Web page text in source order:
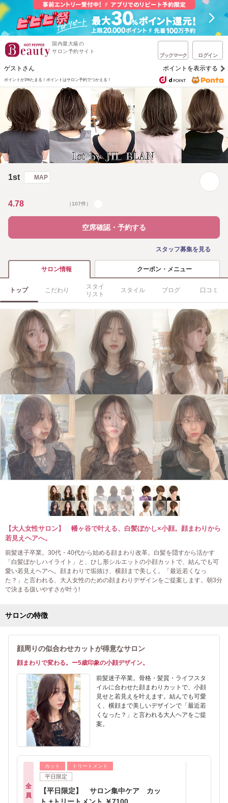
国内最大級の
サロン予約サイト
ブックマーク ログイン
ゲストさん ポイントを表示する
ポイントが1%たまる！ ポイントはサロン予約でつかえる！
1st MAP
4.78 （107件）
空席確認・予約する
スタッフ募集を見る
サロン情報 クーポン・メニュー
トップ こだわり
スタイ
リスト
スタイル ブログ 口コミ
【大人女性サロン】 幡ヶ谷で叶える、白髪ぼかし×小顔。顔まわりから
若見えヘアへ。
前髪迷子卒業。30代・40代から始める顔まわり改革。白髪を隠すから活かす
「白髪ぼかしハイライト」と、ひし形シルエットの小顔カットで、結んでも可
愛い若見えヘアへ。顔まわりで垢抜け、横顔まで美しく。「最近若くなっ
た？」と言われる、大人女性のための顔まわりデザインをご提案します。朝3分
で決まる扱いやすさが叶う!
サロンの特徴
顔周りの似合わせカットが得意なサロン
顔まわりで変わる。ー5歳印象の小顔デザイン。
前髪迷子卒業。骨格・髪質・ライフスタ
イルに合わせた顔まわりカットで、小顔
見せと若見えを叶えます。結んでも可愛
く、横顔まで美しいデザインで「最近若
くなった？」と言われる大人ヘアをご提
案。
全
員
カット トリートメント
平日限定
【平日限定】 サロン集中ケア カッ